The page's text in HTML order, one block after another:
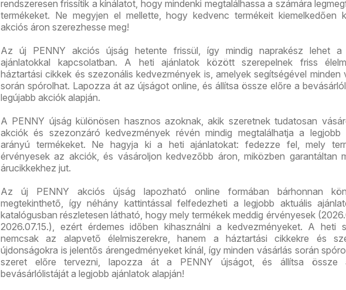
rendszeresen frissítik a kínálatot, hogy mindenki megtalálhassa a számára
termékeket. Ne megyjen el mellette, hogy kedvenc termékeit kiemelkedően
akciós áron szerezhesse meg!
Az új PENNY akciós újság hetente frissül, így mindig naprakész lehet a
ajánlatokkal kapcsolatban. A heti ajánlatok között szerepelnek friss
háztartási cikkek és szezonális kedvezmények is, amelyek segítségével minden
során spórolhat. Lapozza át az újságot online, és állítsa össze előre a
legújabb akciók alapján.
A PENNY újság különösen hasznos azoknak, akik szeretnek tudatosan
akciók és szezonzáró kedvezmények révén mindig megtalálhatja a legjobb
arányú termékeket. Ne hagyja ki a heti ajánlatokat: fedezze fel, mely
érvényesek az akciók, és vásároljon kedvezőbb áron, miközben garantáltan
árucikkekhez jut.
Az új PENNY akciós újság lapozható online formában bárhonnan
megtekinthető, így néhány kattintással felfedezheti a legjobb aktuális
katalógusban részletesen látható, hogy mely termékek meddig érvényesek
2026.07.15.), ezért érdemes időben kihasználni a kedvezményeket. A heti
nemcsak az alapvető élelmiszerekre, hanem a háztartási cikkekre és
újdonságokra is jelentős árengedményeket kínál, így minden vásárlás során
szeret előre tervezni, lapozza át a PENNY újságot, és állítsa össze
bevásárlólistáját a legjobb ajánlatok alapján!